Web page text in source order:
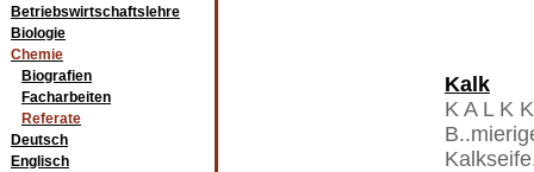
Betriebswirtschaftslehre
Biologie
Chemie
Biografien
Facharbeiten
Referate
Deutsch
Englisch
Kalk
K A L K